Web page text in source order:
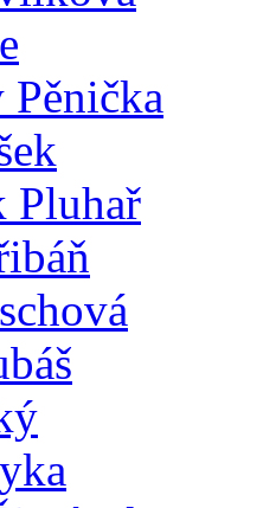
Pěnička
Pluhař